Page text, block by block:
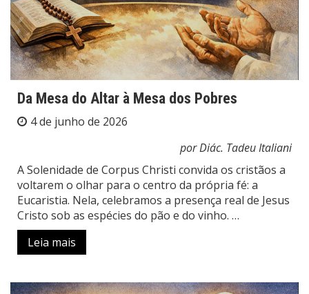
Da Mesa do Altar à Mesa dos Pobres
4 de junho de 2026
por Diác. Tadeu Italiani
A Solenidade de Corpus Christi convida os cristãos a
voltarem o olhar para o centro da própria fé: a
Eucaristia. Nela, celebramos a presença real de Jesus
Cristo sob as espécies do pão e do vinho. …
Leia mais